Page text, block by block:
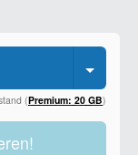
(Premium: 20 GB)